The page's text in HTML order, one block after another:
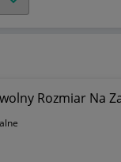
Rozmiar Na